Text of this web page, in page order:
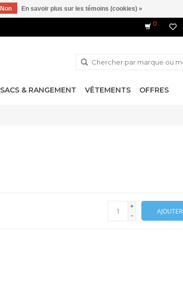
0
SACS & RANGEMENT VÊTEMENTS OFFRES
+
-
Non En savoir plus sur les témoins (cookies) »